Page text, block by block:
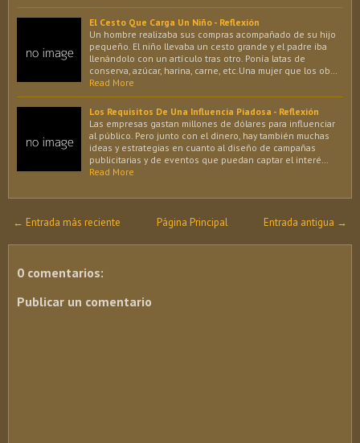
El Cesto Que Carga Un Niño - Reflexión
Un hombre realizaba sus compras acompañado de su hijo
pequeño. El niño llevaba un cesto grande y el padre iba
llenándolo con un artículo tras otro. Ponía latas de
conserva, azúcar, harina, carne, etc.Una mujer que los ob…
Read More
Los Requisitos De Una Influencia Piadosa - Reflexión
Las empresas gastan millones de dólares para influenciar
al público. Pero junto con el dinero, hay también muchas
ideas y estrategias en cuanto al diseño de campañas
publicitarias y de eventos que puedan captar el interé…
Read More
← Entrada más reciente Entrada antigua →
Página Principal
0 comentarios:
Publicar un comentario